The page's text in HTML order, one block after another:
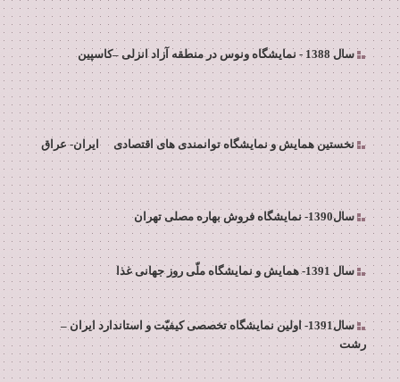
سال 1388 - نمایشگاه ونوس در منطقه آزاد انزلی –کاسپین
نخستین همایش و نمایشگاه توانمندی های اقتصادی ایران- عراق
سال1390- نمایشگاه فروش بهاره مصلی تهران
سال 1391- همایش و نمایشگاه ملّی روز جهانی غذا
سال1391- اولین نمایشگاه تخصصی کیفیّت و استاندارد ایران –
رشت